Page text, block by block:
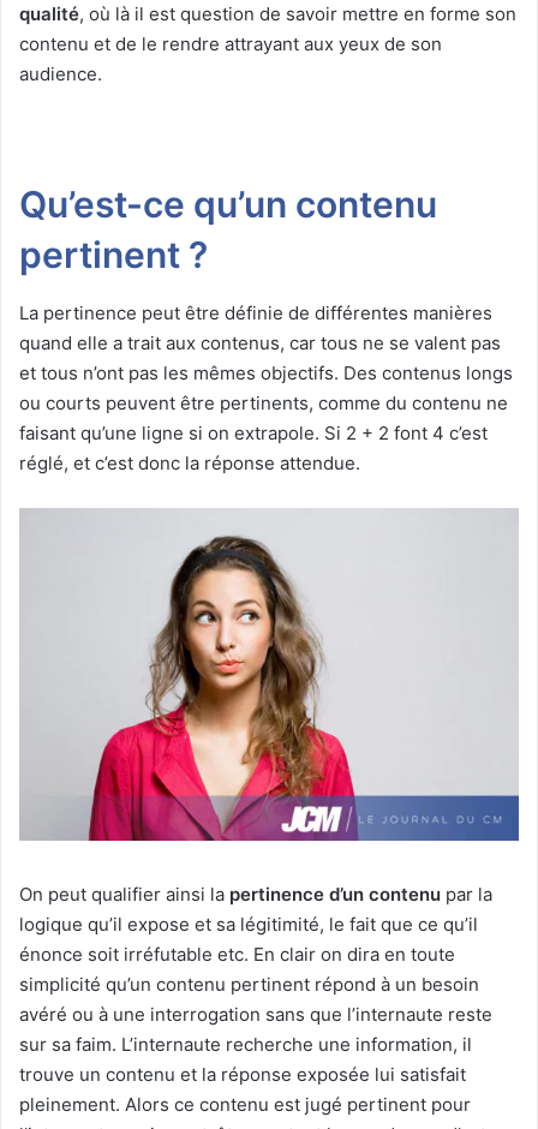
qualité, où là il est question de savoir mettre en forme son
contenu et de le rendre attrayant aux yeux de son
audience.
Qu’est-ce qu’un contenu
pertinent ?
La pertinence peut être définie de différentes manières
quand elle a trait aux contenus, car tous ne se valent pas
et tous n’ont pas les mêmes objectifs. Des contenus longs
ou courts peuvent être pertinents, comme du contenu ne
faisant qu’une ligne si on extrapole. Si 2 + 2 font 4 c’est
réglé, et c’est donc la réponse attendue.
On peut qualifier ainsi la pertinence d’un contenu par la
logique qu’il expose et sa légitimité, le fait que ce qu’il
énonce soit irréfutable etc. En clair on dira en toute
simplicité qu’un contenu pertinent répond à un besoin
avéré ou à une interrogation sans que l’internaute reste
sur sa faim. L’internaute recherche une information, il
trouve un contenu et la réponse exposée lui satisfait
pleinement. Alors ce contenu est jugé pertinent pour